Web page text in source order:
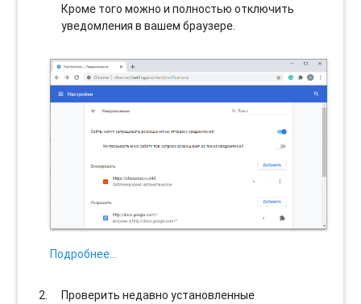
Кроме того можно и полностью отключить
уведомления в вашем браузере.
Подробнее…
Проверить недавно установленные